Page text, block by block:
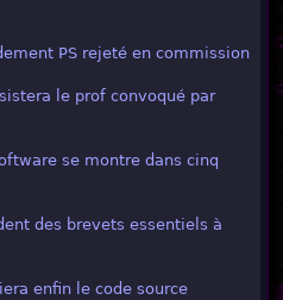
PS rejeté en commission
le prof convoqué par
se montre dans cinq
des brevets essentiels à
enfin le code source